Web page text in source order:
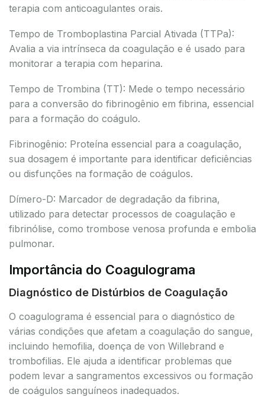
terapia com anticoagulantes orais.
Tempo de Tromboplastina Parcial Ativada (TTPa):
Avalia a via intrínseca da coagulação e é usado para
monitorar a terapia com heparina.
Tempo de Trombina (TT): Mede o tempo necessário
para a conversão do fibrinogênio em fibrina, essencial
para a formação do coágulo.
Fibrinogênio: Proteína essencial para a coagulação,
sua dosagem é importante para identificar deficiências
ou disfunções na formação de coágulos.
Dímero-D: Marcador de degradação da fibrina,
utilizado para detectar processos de coagulação e
fibrinólise, como trombose venosa profunda e embolia
pulmonar.
Importância do Coagulograma
Diagnóstico de Distúrbios de Coagulação
O coagulograma é essencial para o diagnóstico de
várias condições que afetam a coagulação do sangue,
incluindo hemofilia, doença de von Willebrand e
trombofilias. Ele ajuda a identificar problemas que
podem levar a sangramentos excessivos ou formação
de coágulos sanguíneos inadequados.